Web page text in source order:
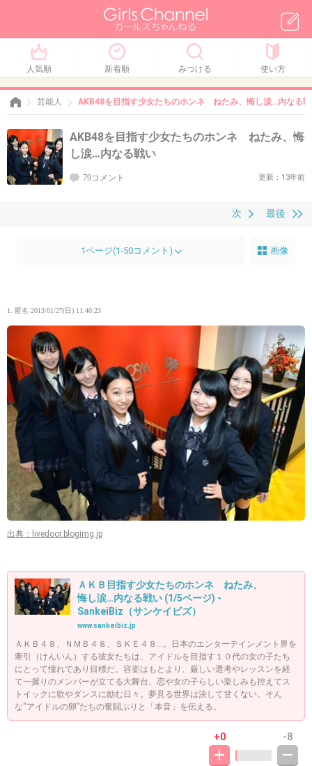
人気順 新着順 みつける 使い方
芸能人 AKB48を目指す少女たちのホンネ ねたみ、悔し涙…内なる
AKB48を目指す少女たちのホンネ ねたみ、悔
し涙…内なる戦い
79コメント 更新：13年前
最後
次
1ページ(1-50コメント) 画像
1. 匿名 2013/01/27(日) 11:40:23
出典：livedoor.blogimg.jp
ＡＫＢ目指す少女たちのホンネ ねたみ、
悔し涙…内なる戦い (1/5ページ) -
SankeiBiz（サンケイビズ）
www.sankeibiz.jp
ＡＫＢ４８、ＮＭＢ４８、ＳＫＥ４８…。日本のエンターテインメント界を
牽引（けんいん）する彼女たちは、アイドルを目指す１０代の女の子たち
にとって憧れであり目標だ。容姿はもとより、厳しい選考やレッスンを経
て一握りのメンバーが立てる大舞台。恋や女の子らしい楽しみも控えてス
トイックに歌やダンスに励む日々。夢見る世界は決して甘くない。そん
な“アイドルの卵”たちの奮闘ぶりと「本音」を伝える。
+0 -8